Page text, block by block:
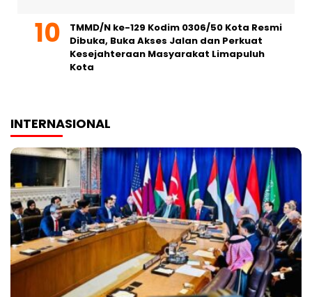
TMMD/N ke-129 Kodim 0306/50 Kota Resmi
Dibuka, Buka Akses Jalan dan Perkuat
Kesejahteraan Masyarakat Limapuluh
Kota
INTERNASIONAL